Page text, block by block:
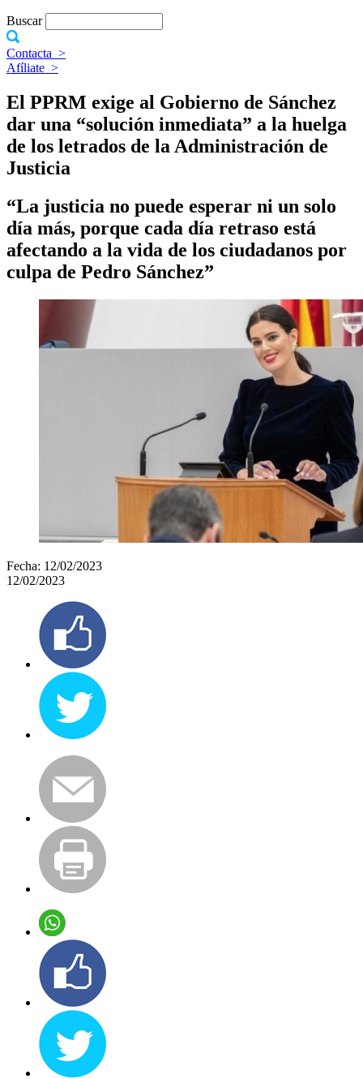
Buscar
Contacta >
Afíliate >
El PPRM exige al Gobierno de Sánchez
dar una “solución inmediata” a la huelga
de los letrados de la Administración de
Justicia
“La justicia no puede esperar ni un solo
día más, porque cada día retraso está
afectando a la vida de los ciudadanos por
culpa de Pedro Sánchez”
Fecha: 12/02/2023
12/02/2023